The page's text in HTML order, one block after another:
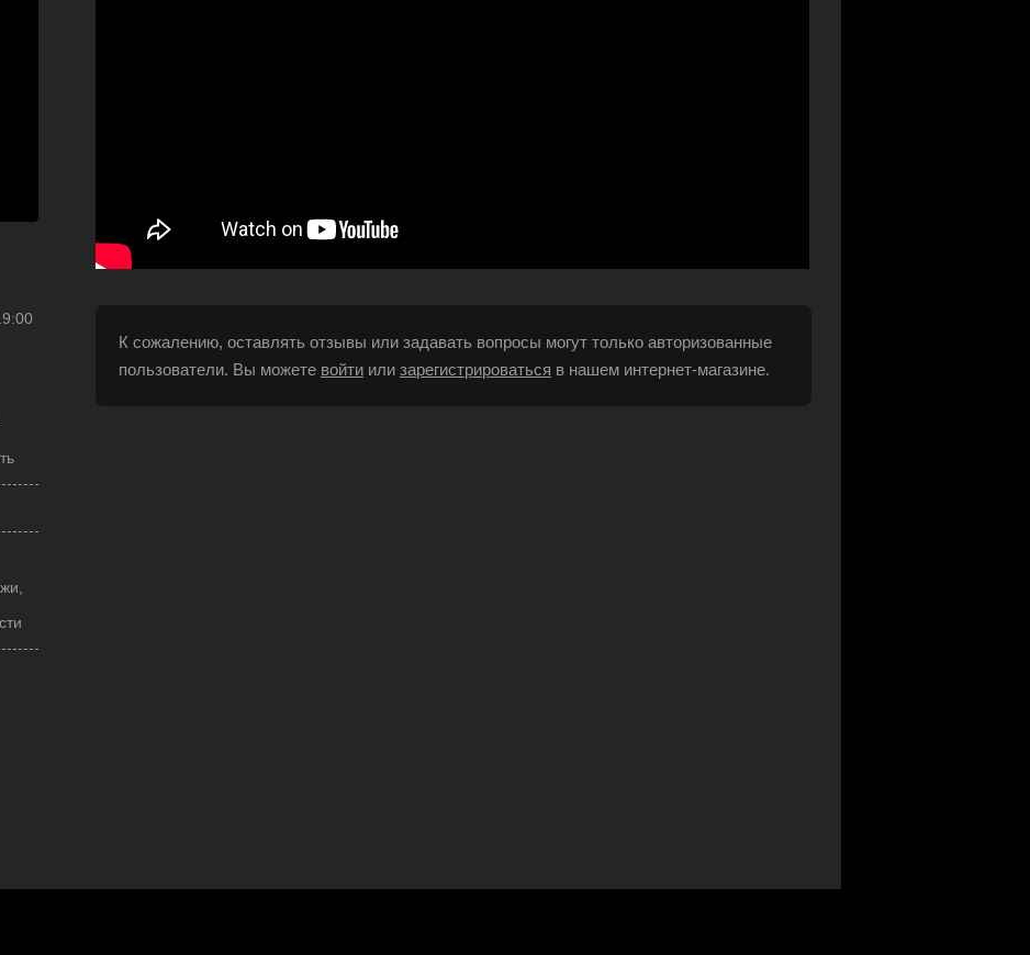
К сожалению, оставлять отзывы или задавать вопросы могут только авторизованные
пользователи. Вы можете войти или зарегистрироваться в нашем интернет-магазине.